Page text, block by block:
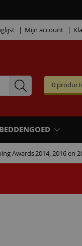
Mijn account
0
BEDDENGOED
Awards2014, 2016 en